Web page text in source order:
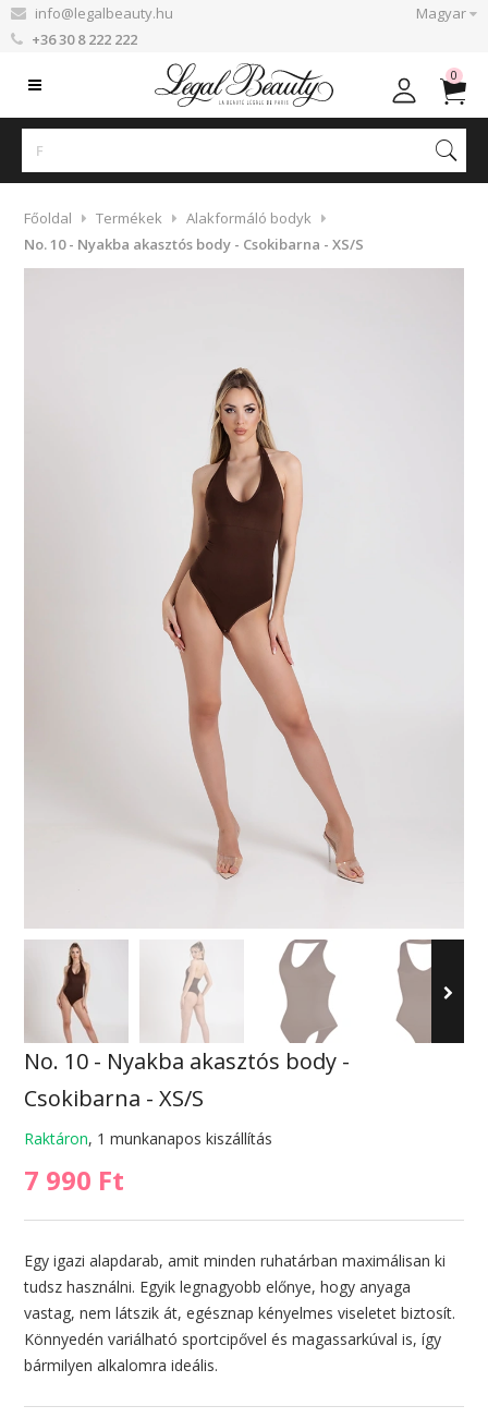
info@legalbeauty.hu
+36 30 8 222 222
Magyar
0
Főoldal Termékek
Alakformáló bodyk
No. 10 - Nyakba akasztós body - Csokibarna - XS/S
No. 10 - Nyakba akasztós body -
Csokibarna - XS/S
Raktáron, 1 munkanapos kiszállítás
7 990 Ft
Egy igazi alapdarab, amit minden ruhatárban maximálisan ki
tudsz használni. Egyik legnagyobb előnye, hogy anyaga
vastag, nem látszik át, egésznap kényelmes viseletet biztosít.
Könnyedén variálható sportcipővel és magassarkúval is, így
bármilyen alkalomra ideális.